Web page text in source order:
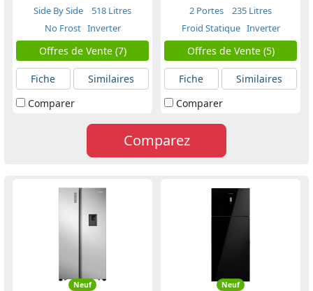
Side By Side
518 Litres
No Frost Inverter
Offres de Vente (7)
Fiche
Similaires
Comparer
2 Portes
235 Litres
Froid Statique Inverter
Offres de Vente (5)
Fiche
Similaires
Comparer
Comparez
Neuf Neuf